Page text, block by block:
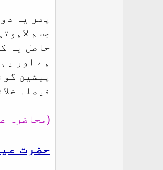
پھر یہ
جسم
حاصل یہ
ہے اور
پیشین
فیصلہ
(محاضرہ
حضرت